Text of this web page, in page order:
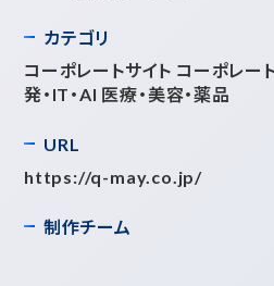
カテゴリ
コーポレートサイト コーポレー
発・IT・AI 医療・美容・薬品
URL
https://q-may.co.jp/
制作チーム